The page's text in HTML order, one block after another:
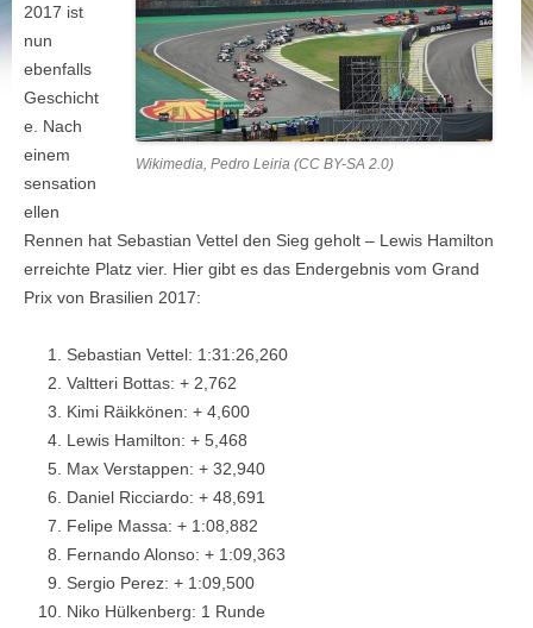
Wikimedia, Pedro Leiria (CC BY-SA 2.0)
2017 ist
nun
ebenfalls
Geschicht
e. Nach
einem
sensation
ellen
Rennen hat Sebastian Vettel den Sieg geholt – Lewis Hamilton
erreichte Platz vier. Hier gibt es das Endergebnis vom Grand
Prix von Brasilien 2017:
Sebastian Vettel: 1:31:26,260
Valtteri Bottas: + 2,762
Kimi Räikkönen: + 4,600
Lewis Hamilton: + 5,468
Max Verstappen: + 32,940
Daniel Ricciardo: + 48,691
Felipe Massa: + 1:08,882
Fernando Alonso: + 1:09,363
Sergio Perez: + 1:09,500
Niko Hülkenberg: 1 Runde